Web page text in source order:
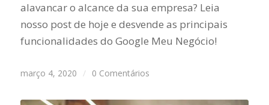
alavancar o alcance da sua empresa? Leia
nosso post de hoje e desvende as principais
funcionalidades do Google Meu Negócio!
março 4, 2020 / 0 Comentários